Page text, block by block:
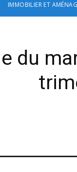
IMMOBILIER ET
du